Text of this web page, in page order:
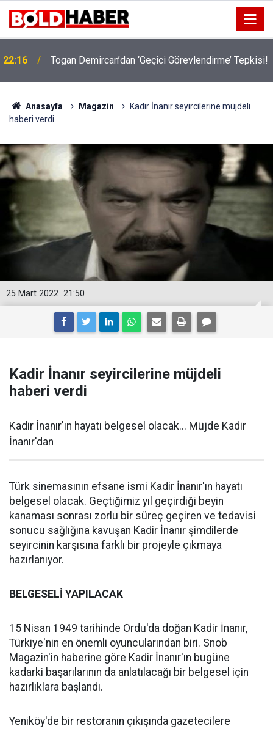
22:16 Togan Demircan’dan ‘Geçici Görevlendirme’ Tepkisi!
19:32 Sıcak Havalarda Ödem Şikayetini Hafife Almayın!
Anasayfa Magazin
Kadir İnanır seyircilerine müjdeli
haberi verdi
21:50
25 Mart 2022
Kadir İnanır seyircilerine müjdeli
haberi verdi
Kadir İnanır'ın hayatı belgesel olacak... Müjde Kadir
İnanır'dan
Türk sinemasının efsane ismi Kadir İnanır'ın hayatı
belgesel olacak. Geçtiğimiz yıl geçirdiği beyin
kanaması sonrası zorlu bir süreç geçiren ve tedavisi
sonucu sağlığına kavuşan Kadir İnanır şimdilerde
seyircinin karşısına farklı bir projeyle çıkmaya
hazırlanıyor.
BELGESELİ YAPILACAK
15 Nisan 1949 tarihinde Ordu'da doğan Kadir İnanır,
Türkiye'nin en önemli oyuncularından biri. Snob
Magazin'in haberine göre Kadir İnanır'ın bugüne
kadarki başarılarının da anlatılacağı bir belgesel için
hazırlıklara başlandı.
Yeniköy'de bir restoranın çıkışında gazetecilere